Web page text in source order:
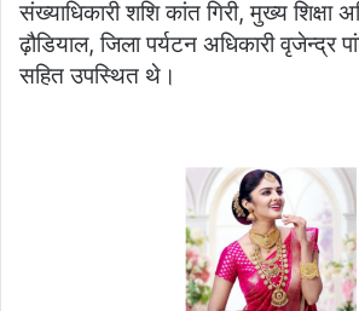
संख्याधिकारी शशि कांत गिरी, मुख्य शिक्षा
ढ़ौडियाल, जिला पर्यटन अधिकारी वृजेन्द्र
सहित उपस्थित थे।